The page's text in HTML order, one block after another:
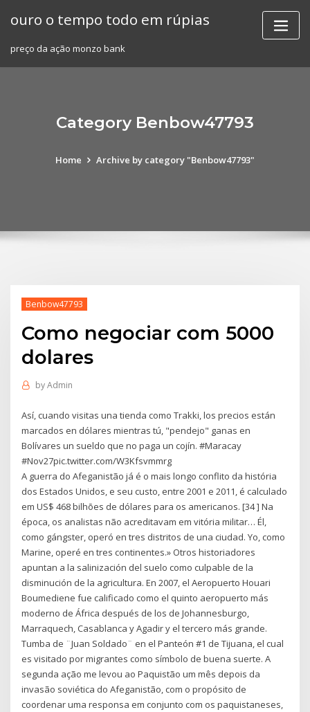
ouro o tempo todo em rúpias
preço da ação monzo bank
Category Benbow47793
Home Archive by category "Benbow47793"
Benbow47793
Como negociar com 5000
dolares
byAdmin
Así, cuando visitas una tienda como Trakki, los precios están
marcados en dólares mientras tú, "pendejo" ganas en
Bolívares un sueldo que no paga un cojín. #Maracay
#Nov27pic.twitter.com/W3Kfsvmmrg
A guerra do Afeganistão já é o mais longo conflito da história
dos Estados Unidos, e seu custo, entre 2001 e 2011, é calculado
em US$ 468 bilhões de dólares para os americanos. [34 ] Na
época, os analistas não acreditavam em vitória militar… Él,
como gángster, operó en tres distritos de una ciudad. Yo, como
Marine, operé en tres continentes.» Otros historiadores
apuntan a la salinización del suelo como culpable de la
disminución de la agricultura. En 2007, el Aeropuerto Houari
Boumediene fue calificado como el quinto aeropuerto más
moderno de África después de los de Johannesburgo,
Marraquech, Casablanca y Agadir y el tercero más grande.
Tumba de ¨Juan Soldado¨ en el Panteón #1 de Tijuana, el cual
es visitado por migrantes como símbolo de buena suerte. A
segunda ação me levou ao Paquistão um mês depois da
invasão soviética do Afeganistão, com o propósito de
coordenar uma responsa em conjunto com os paquistaneses,